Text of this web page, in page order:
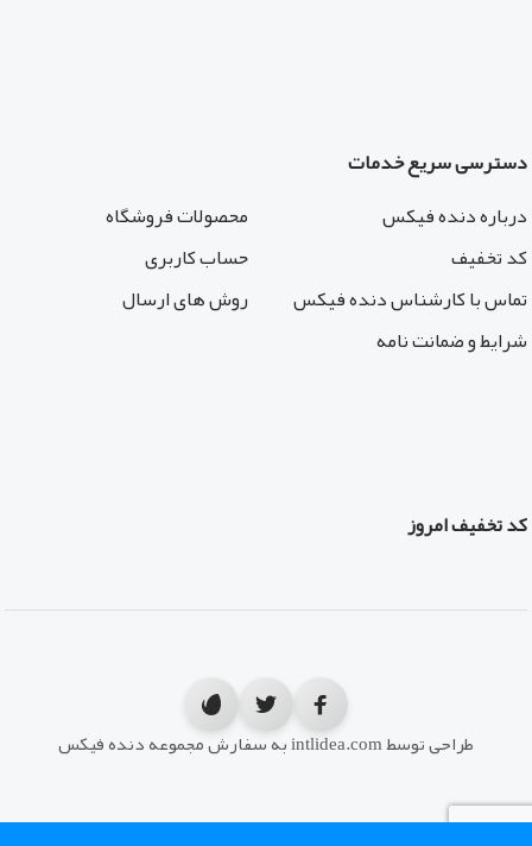
دسترسی سریع خدمات
درباره دنده فیکس
محصولات فروشگاه
کد تخفیف
حساب کاربری
تماس با کارشناس دنده فیکس
روش های ارسال
شرایط و ضمانت نامه
کد تخفیف امروز
طراحی توسط intlidea.com به سفارش مجموعه دنده فیکس